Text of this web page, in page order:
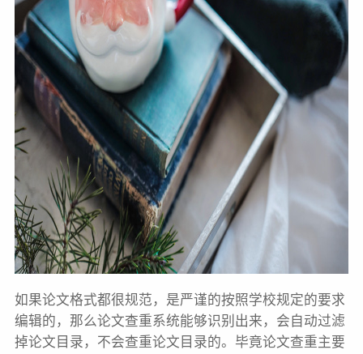
如果论文格式都很规范，是严谨的按照学校规定的要求
编辑的，那么论文查重系统能够识别出来，会自动过滤
掉论文目录，不会查重论文目录的。毕竟论文查重主要